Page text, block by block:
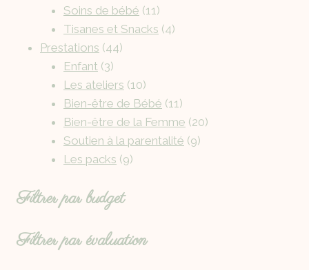
Soins de bébé 11
Tisanes et Snacks 4
Prestations 44
Enfant 3
Les ateliers 10
Bien-être de Bébé 11
Bien-être de la Femme 20
Soutien à la parentalité 9
Les packs 9
Filtrer par budget
Filtrer par évaluation